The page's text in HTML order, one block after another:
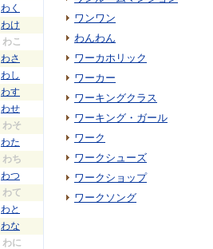
わく
わけ
わこ
わさ
わし
わす
わせ
わそ
わた
わち
わつ
わて
わと
わな
わに
ワンワン
わんわん
ワーカホリック
ワーカー
ワーキングクラス
ワーキング・ガール
ワーク
ワークシューズ
ワークショップ
ワークソング